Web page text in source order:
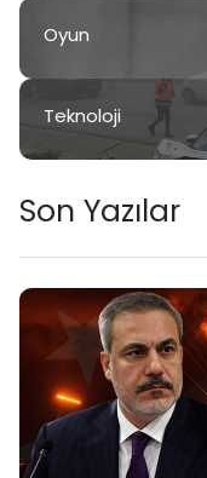
Oyun
Teknoloji
Son Yazılar